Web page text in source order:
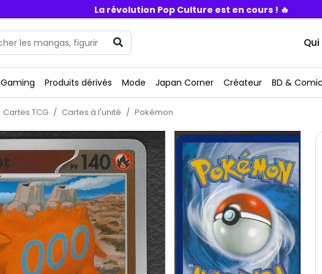
La révolution Pop Culture est en cours ! 🔥
Gaming Produits dérivés Mode Japan Corner Créateur BD &
Cartes TCG Cartes à l'unité Pokémon